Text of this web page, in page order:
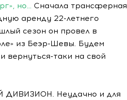
но… Сначала трансферная
аренду 22-летнего
сезон он провел в
из Беэр-Шевы. Будем
вернуться-таки на свой
ДИВИЗИОН. Неудачно и для